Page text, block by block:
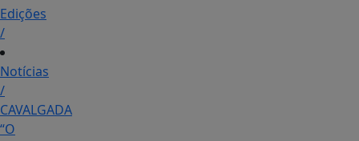
Edições
/
Notícias
/
CAVALGADA
“O